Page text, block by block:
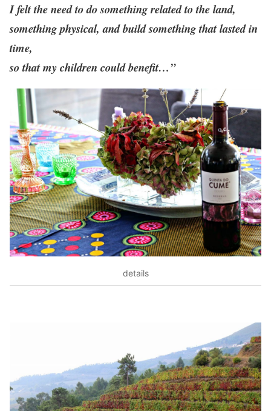
I felt the need to do something related to the land,
something physical, and build something that lasted in
time,
so that my children could benefit…”
details